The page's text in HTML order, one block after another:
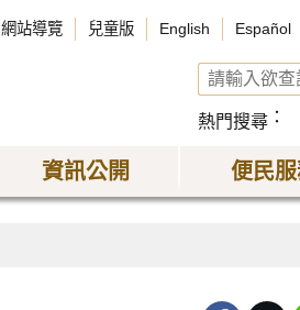
網站導覽 兒童版 English Español
熱門搜尋
資訊公開 便民